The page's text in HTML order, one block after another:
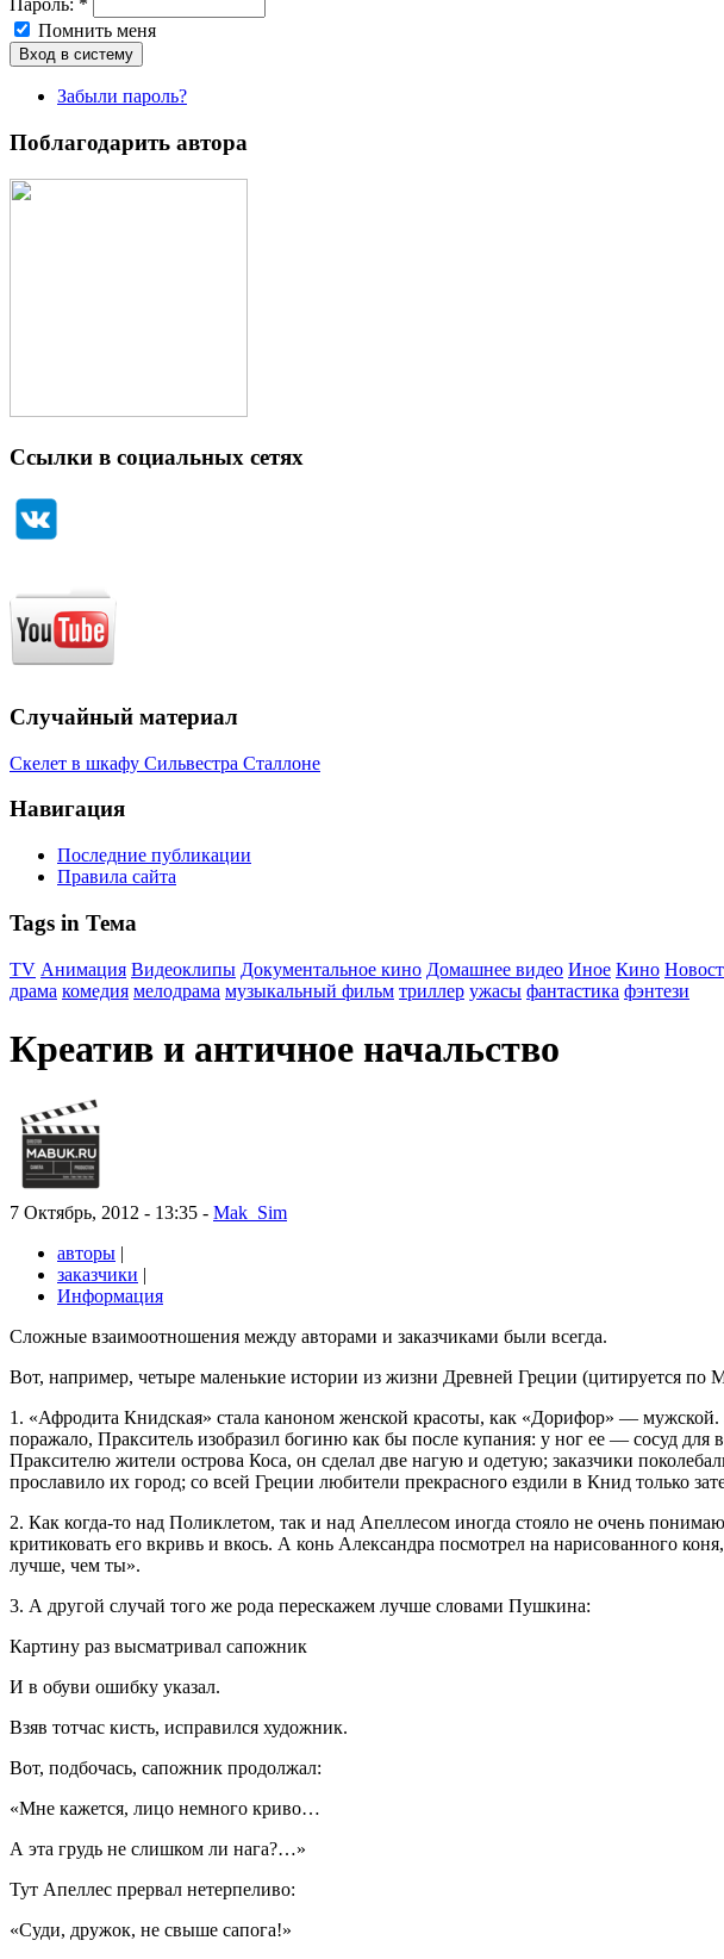
Пароль: *
Помнить меня
Забыли пароль?
Поблагодарить автора
Ссылки в социальных сетях
Случайный материал
Скелет в шкафу Сильвестра Сталлоне
Навигация
Последние публикации
Правила сайта
Tags in Тема
TV Анимация Видеоклипы Документальное кино Домашнее видео Иное Кино
драма комедия мелодрама музыкальный фильм триллер ужасы фантастика фэнтези
Креатив и античное начальство
7 Октябрь, 2012 - 13:35 - Mak_Sim
авторы |
заказчики |
Информация
Сложные взаимоотношения между авторами и заказчиками были всегда.
Вот, например, четыре маленькие истории из жизни Древней Греции (цитируется по
1. «Афродита Книдская» стала каноном женской красоты, как «Дорифор» —
поражало, Пракситель изобразил богиню как бы после купания: у ног ее — сосуд
Праксителю жители острова Коса, он сделал две нагую и одетую; заказчики
прославило их город; со всей Греции любители прекрасного ездили в Книд только
2. Как когда-то над Поликлетом, так и над Апеллесом иногда стояло не очень
критиковать его вкривь и вкось. А конь Александра посмотрел на нарисованного
лучше, чем ты».
3. А другой случай того же рода перескажем лучше словами Пушкина:
Картину раз высматривал сапожник
И в обуви ошибку указал.
Взяв тотчас кисть, исправился художник.
Вот, подбочась, сапожник продолжал:
«Мне кажется, лицо немного криво…
А эта грудь не слишком ли нага?…»
Тут Апеллес прервал нетерпеливо:
«Суди, дружок, не свыше сапога!»